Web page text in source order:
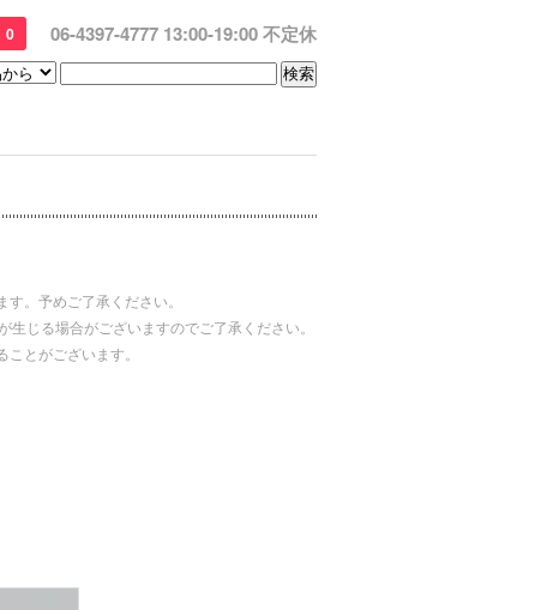
0 06-4397-4777 13:00-19:00 不定休
。予めご了承ください。
じる場合がございますのでご了承ください。
とがございます。